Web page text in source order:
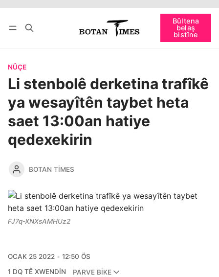
Bûltena
belaş
bistîne
bişopîne
NÛÇE
Li stenbolê derketina trafîkê
ya wesayîtên taybet heta
saet 13:00an hatiye
qedexekirin
BOTAN TIMES
FJ7q-XNXsAMHUz2
OCAK 25 2022
12:50 ÖS
1 DQ TÊ XWENDIN
PARVE BIKE